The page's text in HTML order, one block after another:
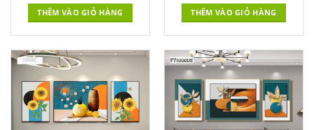
THÊM VÀO GIỎ HÀNG THÊM VÀO GIỎ HÀNG